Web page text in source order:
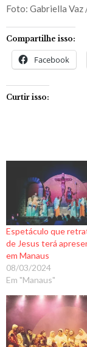
Foto: Gabriella Vaz
Compartilhe isso:
Facebook
Curtir isso:
Espetáculo que
de Jesus terá
em Manaus
08/03/2024
Em "Manaus"